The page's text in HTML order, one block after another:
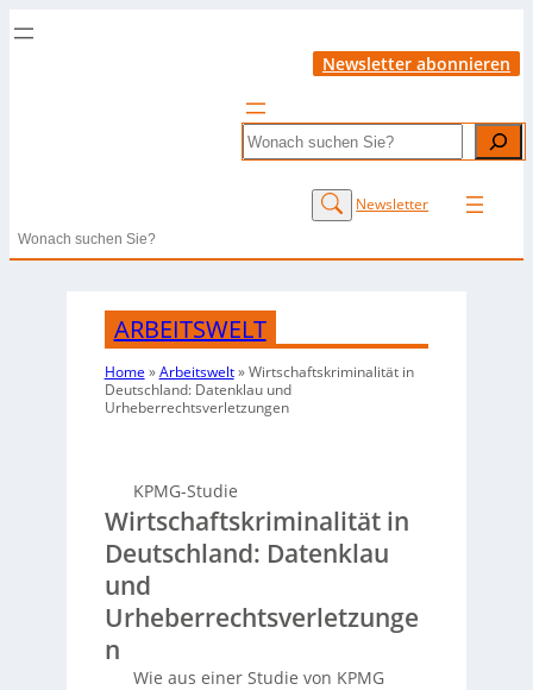
Newsletter abonnieren
Search
Newsletter
Search
ARBEITSWELT
Home »Arbeitswelt»Wirtschaftskriminalität in
Deutschland: Datenklau und
Urheberrechtsverletzungen
KPMG-Studie
Wirtschaftskriminalität in
Deutschland: Datenklau
und
Urheberrechtsverletzunge
n
Wie aus einer Studie von KPMG